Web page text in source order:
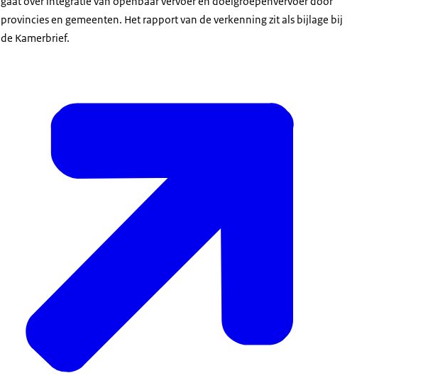
provincies en gemeenten. Het rapport van de verkenning zit als bijlage bij
de Kamerbrief.